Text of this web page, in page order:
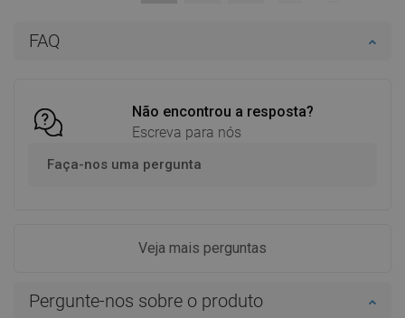
FAQ
Não encontrou a resposta?
Escreva para nós
Faça-nos uma pergunta
Veja mais perguntas
Pergunte-nos sobre o produto